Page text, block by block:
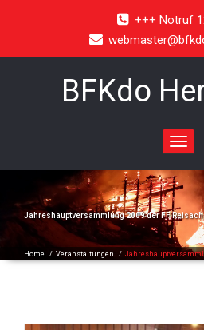
+++ Notruf
BFKdo
Toggle
Jahreshauptversammlung 2009 der FF Reisach
Home / Veranstaltungen /